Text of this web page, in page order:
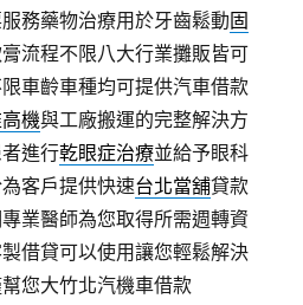
務藥物治療用於牙齒鬆動固
流程不限八大行業攤販皆可
車齡車種均可提供汽車借款
機與工廠搬運的完整解決方
進行乾眼症治療並給予眼科
客戶提供快速台北當舖貸款
業醫師為您取得所需週轉資
借貸可以使用讓您輕鬆解決
您大竹北汽機車借款